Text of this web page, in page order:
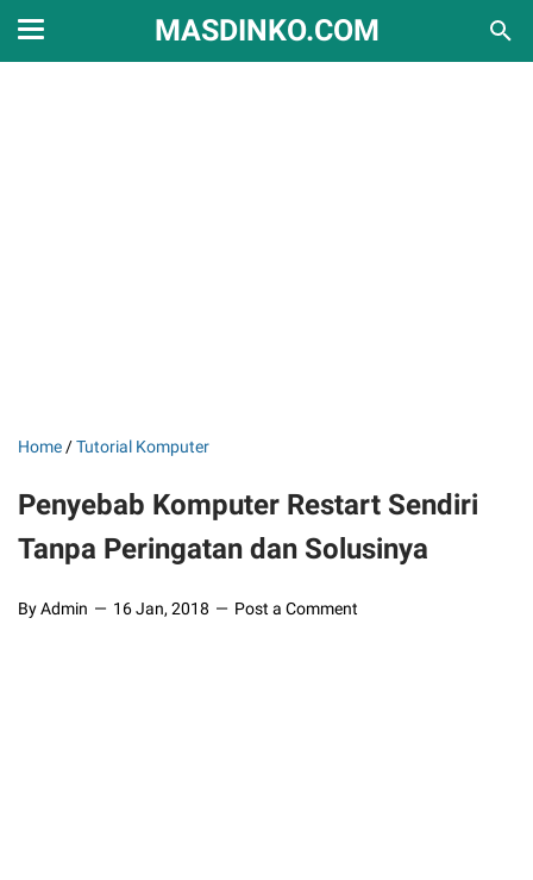
MASDINKO.COM
Home /Tutorial Komputer
Penyebab Komputer Restart Sendiri
Tanpa Peringatan dan Solusinya
By Admin 16 Jan, 2018 Post a Comment